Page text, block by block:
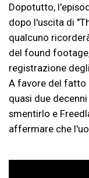
Dopotutto,
dopo l'uscita di
qualcuno
del found
registrazione
A favore del fatto
quasi due
smentirlo e
affermare che